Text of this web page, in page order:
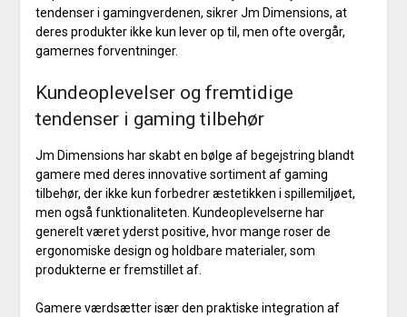
tendenser i gamingverdenen, sikrer Jm Dimensions, at
deres produkter ikke kun lever op til, men ofte overgår,
gamernes forventninger.
Kundeoplevelser og fremtidige
tendenser i gaming tilbehør
Jm Dimensions har skabt en bølge af begejstring blandt
gamere med deres innovative sortiment af gaming
tilbehør, der ikke kun forbedrer æstetikken i spillemiljøet,
men også funktionaliteten. Kundeoplevelserne har
generelt været yderst positive, hvor mange roser de
ergonomiske design og holdbare materialer, som
produkterne er fremstillet af.
Gamere værdsætter især den praktiske integration af